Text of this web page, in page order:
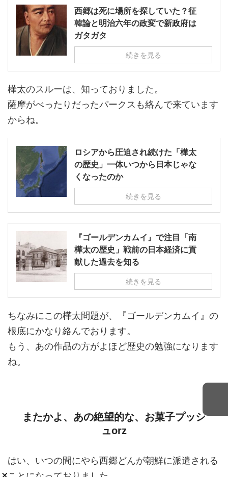
西郷は死に場所を探していた？征
韓論と明治六年の政変で新政府は
ガタガタ
続きを見る
樺太のスルーは、知っておりました。
薩摩がべったりだったパークスも絡んで来ています
からね。
ロシアから圧迫され続けた「樺太
の歴史」一体いつから日本じゃな
くなったのか
続きを見る
『ゴールデンカムイ』で注目「南
樺太の歴史」戦前の日本経済に貢
献した過去を知る
続きを見る
ちなみにこの樺太問題が、『ゴールデンカムイ』の
根底にかなり絡んでおります。
もう、あの作品の方がよほど歴史の勉強になります
ね。
またかよ、あの絶望的な、お菓子プッシ
ュorz
はい、いつの間にやら西郷どんが朝鮮に派遣される